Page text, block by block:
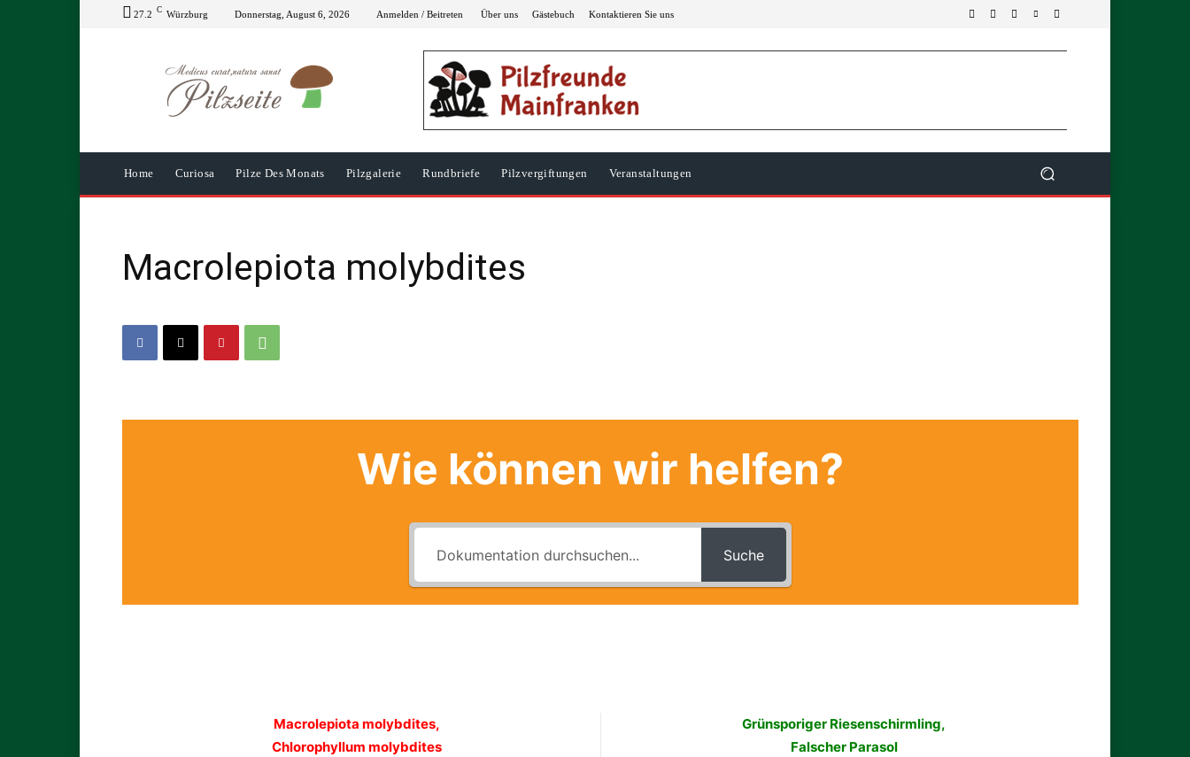
27.2 C Würzburg Donnerstag, August 6, 2026 Anmelden / Beitreten Über uns Gästebuch Kontaktieren Sie uns
Home Curiosa Pilze Des Monats Pilzgalerie Rundbriefe Pilzvergiftungen Veranstaltungen
Macrolepiota molybdites
Wie können wir helfen?
Suche
Macrolepiota molybdites,
Chlorophyllum molybdites
Grünsporiger Riesenschirmling,
Falscher Parasol